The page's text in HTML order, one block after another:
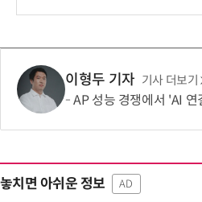
이형두 기자 기사 더보기
AP 성능 경쟁에서 'AI 연결성' 시
놓치면 아쉬운 정보 AD